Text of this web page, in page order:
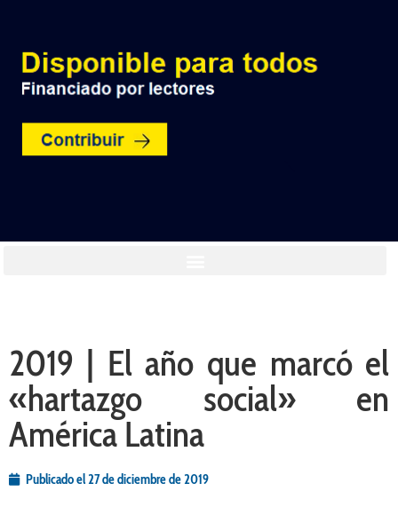
2019 | El año que marcó el
«hartazgo social» en
América Latina
Publicado el27 de diciembre de 2019